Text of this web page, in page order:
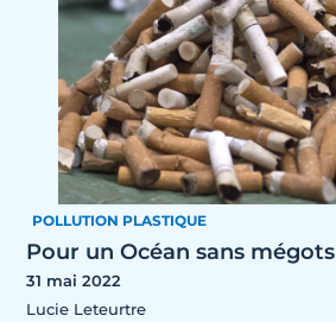
POLLUTION PLASTIQUE
Pour un Océan sans mégots
31 mai 2022
Lucie Leteurtre